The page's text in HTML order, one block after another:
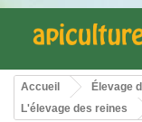
Accueil
Élevage
L'élevage des reines